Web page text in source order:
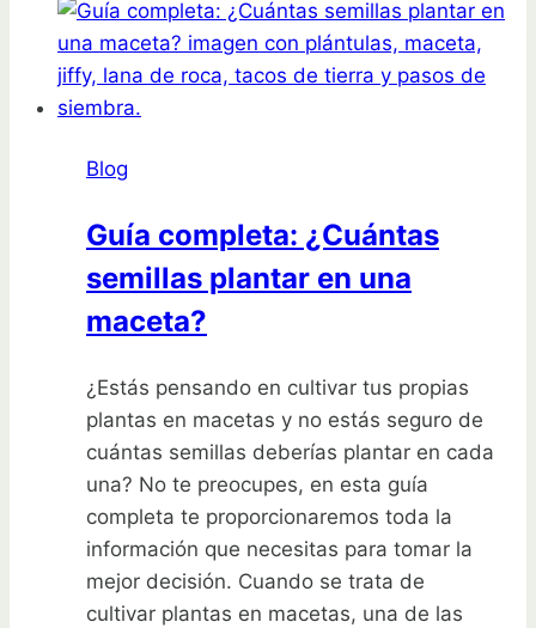
Blog
Guía completa: ¿Cuántas
semillas plantar en una
maceta?
¿Estás pensando en cultivar tus propias
plantas en macetas y no estás seguro de
cuántas semillas deberías plantar en cada
una? No te preocupes, en esta guía
completa te proporcionaremos toda la
información que necesitas para tomar la
mejor decisión. Cuando se trata de
cultivar plantas en macetas, una de las